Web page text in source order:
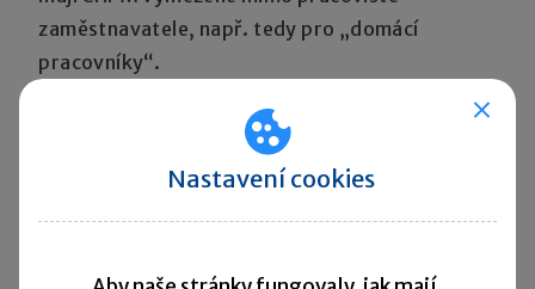
zaměstnavatele, např. tedy pro „domácí
pracovníky“.
informací Ministerstva práce a sociálních
„podmínka 12 měsíců je splněna i v
Nastavení cookies